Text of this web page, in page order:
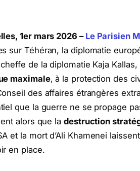
1er mars 2026 –Le Parisien
sur Téhéran, la diplomatie
de la diplomatie Kaja
maximale, à la protection des
des affaires étrangères
que la guerre ne se propage
alors que la destruction
et la mort d’Ali Khamenei
en place.